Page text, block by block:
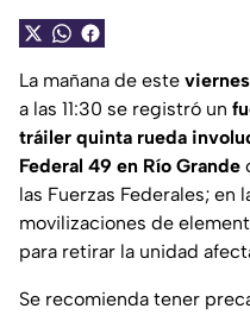
La mañana de este
a las 11:30 se registró un
tráiler quinta rueda
Federal 49 en Río Grande
las Fuerzas Federales; en
movilizaciones de
para retirar la unidad
Se recomienda tener